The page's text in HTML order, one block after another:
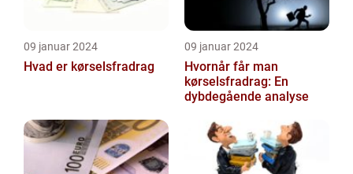
09 januar 2024
Hvad er kørselsfradrag
09 januar 2024
Hvornår får man
kørselsfradrag: En
dybdegående analyse